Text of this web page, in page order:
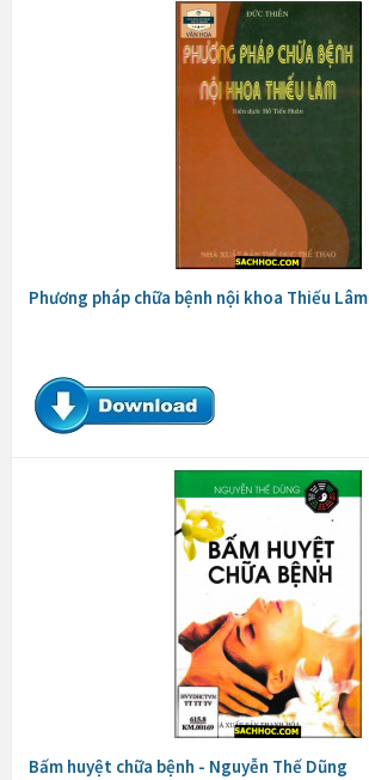
Phương pháp chữa bệnh nội khoa Thiếu Lâm
Bấm huyệt chữa bệnh - Nguyễn Thế Dũng